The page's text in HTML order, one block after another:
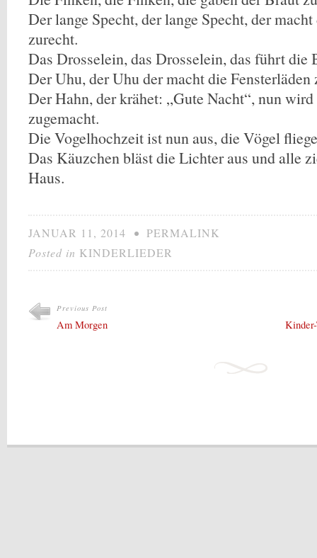
Der lange Specht, der lange Specht, der
zurecht.
Das Drosselein, das Drosselein, das führt
Der Uhu, der Uhu der macht die Fensterläden
Der Hahn, der krähet: „Gute Nacht“, nun
zugemacht.
Die Vogelhochzeit ist nun aus, die Vögel
Das Käuzchen bläst die Lichter aus und alle
Haus.
JANUAR 11, 2014 • PERMALINK
Posted in KINDERLIEDER
Previous Post
Am Morgen